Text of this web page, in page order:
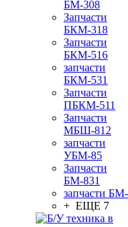
БМ-308
Запчасти
БКМ-318
Запчасти
БКМ-516
запчасти
БКМ-531
Запчасти
ПБКМ-511
Запчасти
МБШ-812
запчасти
УБМ-85
Запчасти
БМ-831
запчасти
+ ЕЩЕ 7